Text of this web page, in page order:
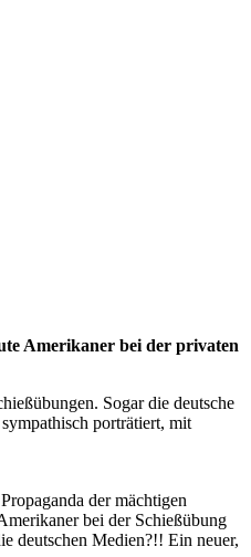
Amerikaner bei der privaten
Sogar die deutsche
porträtiert, mit
der mächtigen
bei der Schießübung
deutschen Medien?!! Ein neuer,